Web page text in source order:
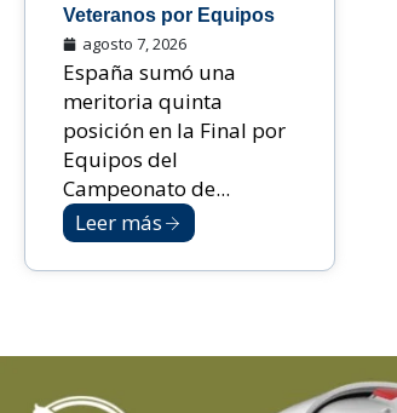
Veteranos por Equipos
agosto 7, 2026
España sumó una
meritoria quinta
posición en la Final por
Equipos del
Campeonato de...
Leer más